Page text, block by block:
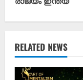
n
u
e
R
RELATED NEWS